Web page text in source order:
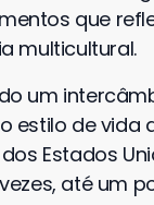
que
multicultural.
um
estilo de vida
Estados
até um